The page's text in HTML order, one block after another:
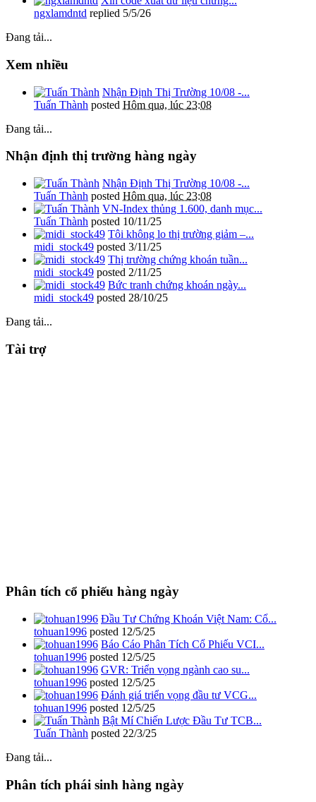
ngxlamdntd replied 5/5/26
Đang tải...
Xem nhiều
Nhận Định Thị Trường 10/08 -...
Tuấn Thành posted Hôm qua, lúc 23:08
Đang tải...
Nhận định thị trường hàng ngày
Nhận Định Thị Trường 10/08 -...
Tuấn Thành posted Hôm qua, lúc 23:08
VN-Index thủng 1.600, danh mục...
Tuấn Thành posted 10/11/25
Tôi không lo thị trường giảm –...
midi_stock49 posted 3/11/25
Thị trường chứng khoán tuần...
midi_stock49 posted 2/11/25
Bức tranh chứng khoán ngày...
midi_stock49 posted 28/10/25
Đang tải...
Tài trợ
Phân tích cổ phiếu hàng ngày
Đầu Tư Chứng Khoán Việt Nam: Cổ...
tohuan1996 posted 12/5/25
Báo Cáo Phân Tích Cổ Phiếu VCI...
tohuan1996 posted 12/5/25
GVR: Triển vọng ngành cao su...
tohuan1996 posted 12/5/25
Đánh giá triển vọng đầu tư VCG...
tohuan1996 posted 12/5/25
Bật Mí Chiến Lược Đầu Tư TCB...
Tuấn Thành posted 22/3/25
Đang tải...
Phân tích phái sinh hàng ngày